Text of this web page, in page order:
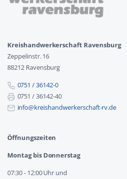
Kreishandwerkerschaft Ravensburg
Zeppelinstr. 16
88212 Ravensburg
0751 / 36142-0
0751 / 36142-40
info@kreishandwerkerschaft-rv.de
Öffnungszeiten
Montag bis Donnerstag
07:30 - 12:00 Uhr und